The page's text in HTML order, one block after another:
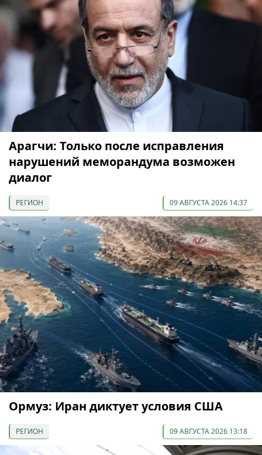
Арагчи: Только после исправления
нарушений меморандума возможен
диалог
РЕГИОН 09 АВГУСТА 2026 14:37
Ормуз: Иран диктует условия США
РЕГИОН 09 АВГУСТА 2026 13:18